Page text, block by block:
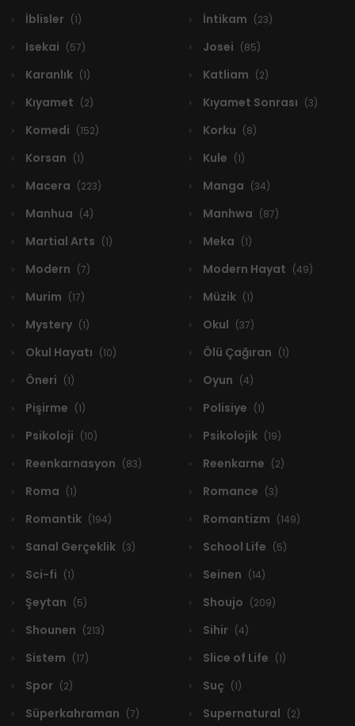
İblisler (1) İntikam (23)
Isekai (57) Josei (85)
Karanlık (1) Katliam (2)
Kıyamet (2) Kıyamet Sonrası (3)
Komedi (152) Korku (8)
Korsan (1) Kule (1)
Macera (223) Manga (34)
Manhua (4) Manhwa (87)
Martial Arts (1) Meka (1)
Modern (7) Modern Hayat (49)
Murim (17) Müzik (1)
Mystery (1) Okul (37)
Okul Hayatı (10) Ölü Çağıran (1)
Öneri (1) Oyun (4)
Pişirme (1) Polisiye (1)
Psikoloji (10) Psikolojik (19)
Reenkarnasyon (83) Reenkarne (2)
Roma (1) Romance (3)
Romantik (194) Romantizm (149)
Sanal Gerçeklik (3) School Life (5)
Sci-fi (1) Seinen (14)
Şeytan (5) Shoujo (209)
Shounen (213) Sihir (4)
Sistem (17) Slice of Life (1)
Spor (2) Suç (1)
Süperkahraman (7) Supernatural (2)